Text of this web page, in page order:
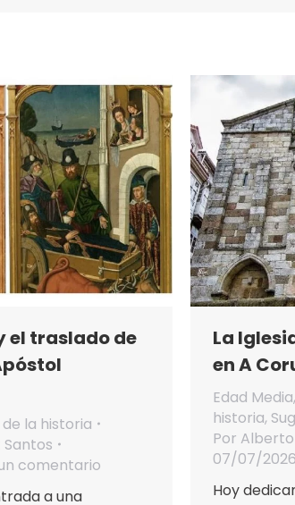
el traslado de
de la historia
comentario
a una
La
en A
Edad Media,
historia,
Por
07/07/2026
Hoy